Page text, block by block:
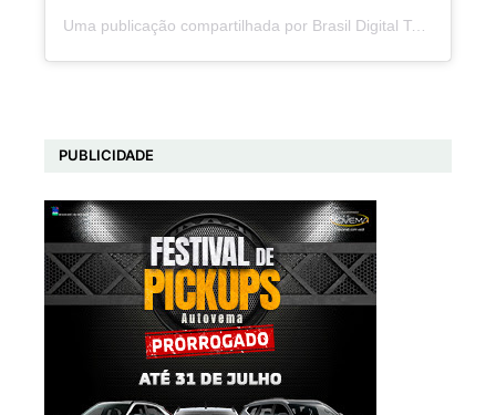
Uma publicação compartilhada por Brasil Digital Telecom (@brasildigitaltelecom)
PUBLICIDADE